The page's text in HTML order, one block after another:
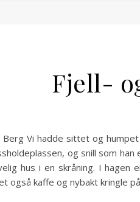
Fjell-
Berg Vi hadde sittet og
og snill som
hus i en skråning. I hagen
også kaffe og nybakt kringle